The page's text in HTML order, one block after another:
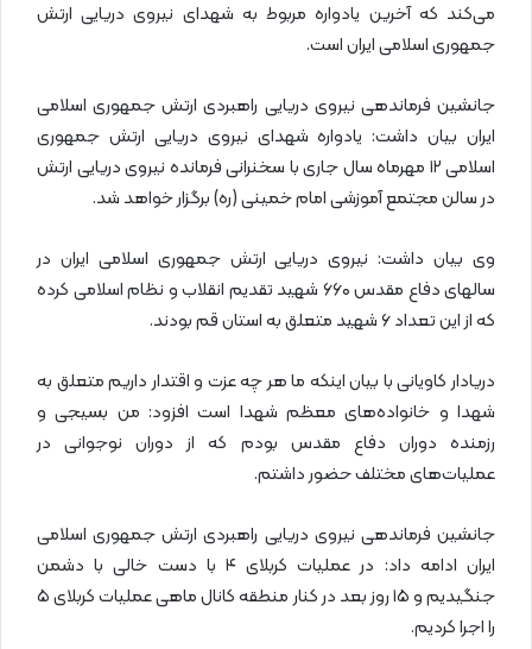
می‌کند که آخرین یادواره مربوط به شهدای نیروی دریایی ارتش
جمهوری اسلامی ایران است.
جانشین فرماندهی نیروی دریایی راهبردی ارتش جمهوری اسلامی
ایران بیان داشت: یادواره شهدای نیروی دریایی ارتش جمهوری
اسلامی ۱۲ مهرماه سال جاری با سخنرانی فرمانده نیروی دریایی ارتش
در سالن مجتمع آموزشی امام خمینی (ره) برگزار خواهد شد.
وی بیان داشت: نیروی دریایی ارتش جمهوری اسلامی ایران در
سالهای دفاع مقدس ۶۶۰ شهید تقدیم انقلاب و نظام اسلامی کرده
که از این تعداد ۶ شهید متعلق به استان قم بودند.
دریادار کاویانی با بیان اینکه ما هر چه عزت و اقتدار داریم متعلق به
شهدا و خانواده‌های معظم شهدا است افزود: من بسیجی و
رزمنده دوران دفاع مقدس بودم که از دوران نوجوانی در
عملیات‌های مختلف حضور داشتم.
جانشین فرماندهی نیروی دریایی راهبردی ارتش جمهوری اسلامی
ایران ادامه داد: در عملیات کربلای ۴ با دست خالی با دشمن
جنگیدیم و ۱۵ روز بعد در کنار منطقه کانال ماهی عملیات کربلای ۵
را اجرا کردیم.